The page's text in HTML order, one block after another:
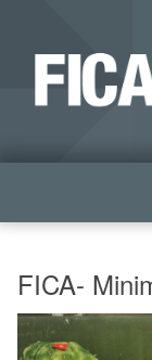
FICA-